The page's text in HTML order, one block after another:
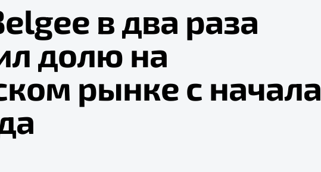
в два раза
долю на
рынке с начала